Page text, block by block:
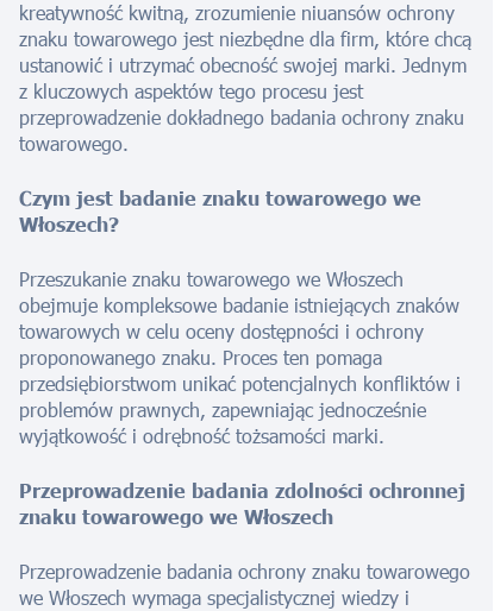
kreatywność kwitną, zrozumienie niuansów ochrony
znaku towarowego jest niezbędne dla firm, które chcą
ustanowić i utrzymać obecność swojej marki. Jednym
z kluczowych aspektów tego procesu jest
przeprowadzenie dokładnego badania ochrony znaku
towarowego.
Czym jest badanie znaku towarowego we
Włoszech?
Przeszukanie znaku towarowego we Włoszech
obejmuje kompleksowe badanie istniejących znaków
towarowych w celu oceny dostępności i ochrony
proponowanego znaku. Proces ten pomaga
przedsiębiorstwom unikać potencjalnych konfliktów i
problemów prawnych, zapewniając jednocześnie
wyjątkowość i odrębność tożsamości marki.
Przeprowadzenie badania zdolności ochronnej
znaku towarowego we Włoszech
Przeprowadzenie badania ochrony znaku towarowego
we Włoszech wymaga specjalistycznej wiedzy i